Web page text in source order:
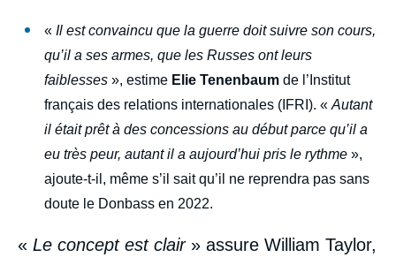
« Il est convaincu que la guerre doit suivre son cours,
qu’il a ses armes, que les Russes ont leurs
faiblesses », estime Elie Tenenbaum de l’Institut
français des relations internationales (IFRI). « Autant
il était prêt à des concessions au début parce qu’il a
eu très peur, autant il a aujourd’hui pris le rythme »,
ajoute-t-il, même s’il sait qu’il ne reprendra pas sans
doute le Donbass en 2022.
« Le concept est clair» assure William Taylor,